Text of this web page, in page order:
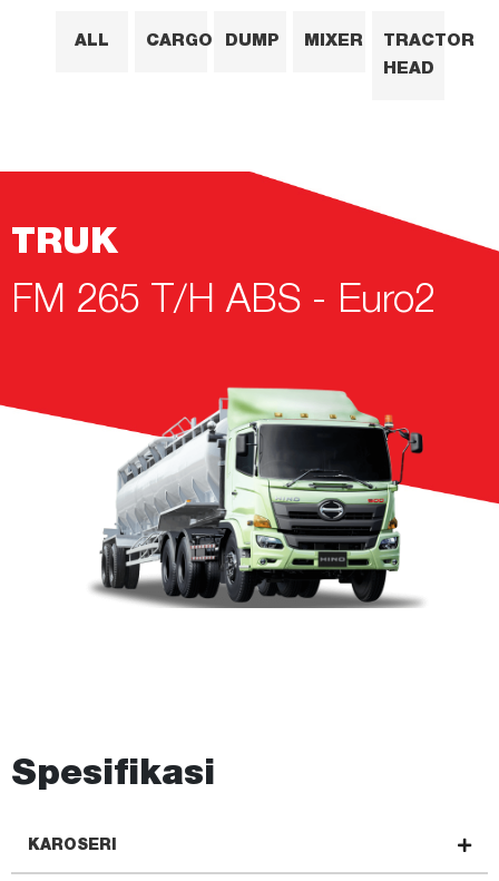
ALL CARGO DUMP MIXER
TRACTOR
HEAD
TRUK
FM 265 T/H ABS - Euro2
Spesifikasi
KAROSERI